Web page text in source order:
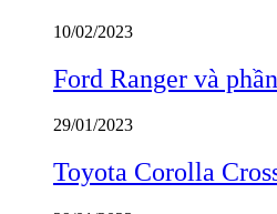
10/02/2023
Ford Ranger và
29/01/2023
Toyota Corolla